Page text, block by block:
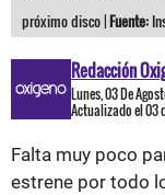
próximo disco |Fuente:
Redacción
Lunes, 03 De
Actualizado el 03
Falta muy poco
estrene por todo